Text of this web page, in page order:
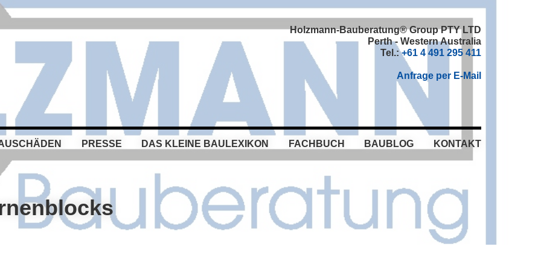
Holzmann-Bauberatung® Group PTY LTD
Perth - Western Australia
Tel.:+61 4 491 295 411
Anfrage per E-Mail
PRESSE DAS KLEINE BAULEXIKON FACHBUCH BAUBLOG KONTAKT